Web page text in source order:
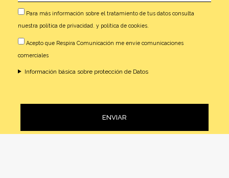
Para más información sobre el tratamiento de tus datos consulta
nuestra política de privacidad. y política de cookies.
Acepto que Respira Comunicación me envíe comunicaciones
comerciales
Información básica sobre protección de Datos
ENVIAR